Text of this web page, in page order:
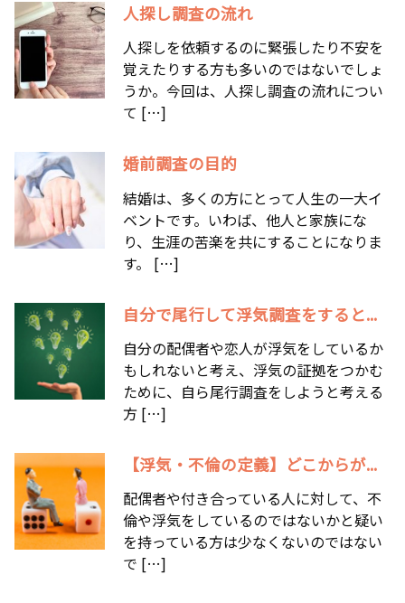
人探し調査の流れ
人探しを依頼するのに緊張したり不安を
覚えたりする方も多いのではないでしょ
うか。今回は、人探し調査の流れについ
て […]
婚前調査の目的
結婚は、多くの方にとって人生の一大イ
ベントです。いわば、他人と家族にな
り、生涯の苦楽を共にすることになりま
す。 […]
自分で尾行して浮気調査をすると...
自分の配偶者や恋人が浮気をしているか
もしれないと考え、浮気の証拠をつかむ
ために、自ら尾行調査をしようと考える
方 […]
【浮気・不倫の定義】どこからが...
配偶者や付き合っている人に対して、不
倫や浮気をしているのではないかと疑い
を持っている方は少なくないのではない
で […]